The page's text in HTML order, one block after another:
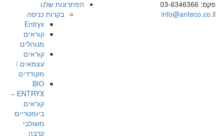
הפתרונות שלנו
בקרות כניסה
Entryx
קוראים
מנוהלים
קוראים
עצמאים /
מקודדים
BIO
ENTRYX –
קוראים
ביומטריים
משולבי
קרבה
פקס: 03-6346366
info@anteco.co.il